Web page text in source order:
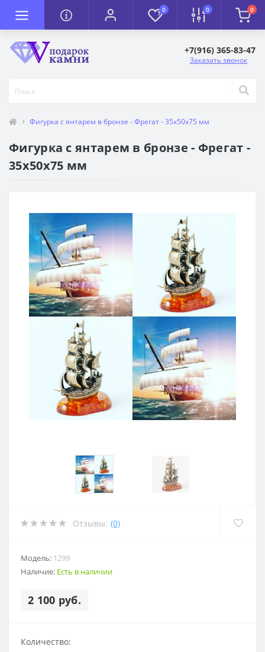
0 0 0
+7(916) 365-83-47
Заказать звонок
Фигурка с янтарем в бронзе - Фрегат - 35х50х75 мм
Фигурка с янтарем в бронзе - Фрегат -
35х50х75 мм
Отзывы: (0)
Модель: 1299
Наличие: Есть в наличии
2 100 руб.
Количество: